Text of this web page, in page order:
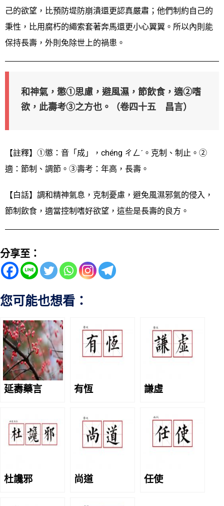
己的欲望，比預防堤防崩潰還更認真嚴肅；他們制約自己的
秉性，比用腐朽的繩索套著奔馬還更小心翼翼。所以內則能
保持長壽，外則免除世上的禍患。
和神氣，懲①思慮，避風濕，節飲食，適②嗜
欲，此壽考③之方也。（卷四十五 昌言）
【註釋】①懲：音「成」，chéng ㄔㄥˊ。克制、制止。②
適：節制、調節。③壽考：年高，長壽。
【白話】調和精神氣息，克制憂慮，避免風濕邪氣的侵入，
節制飲食，適當控制嗜好欲望，這些是長壽的良方。
分享至：
您可能也想看：
延壽藥言 有恆 謙虛
杜讒邪 尚道 任使